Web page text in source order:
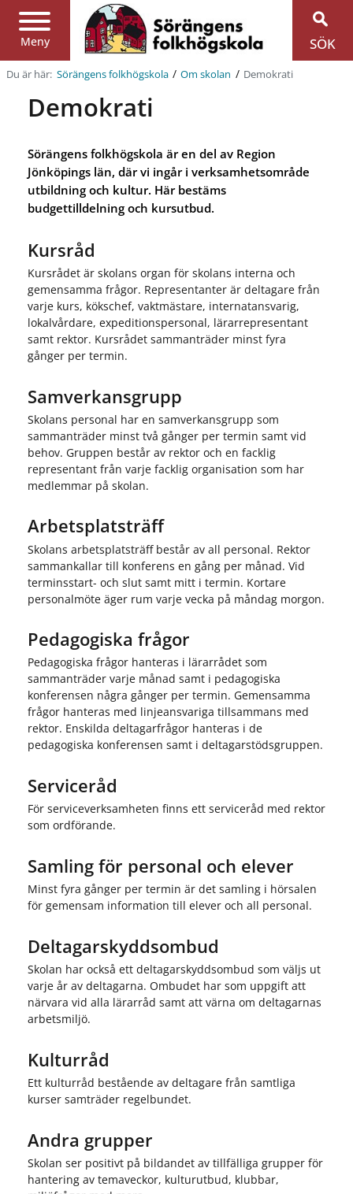
Meny
Region
Jönköpings
län
SÖK
Du är här: Sörängens folkhögskola / Om skolan / Demokrati
Demokrati
Sörängens folkhögskola är en del av Region
Jönköpings län, där vi ingår i verksamhetsområde
utbildning och kultur. Här bestäms
budgettilldelning och kursutbud.
Kursråd
Kursrådet är skolans organ för skolans interna och
gemensamma frågor. Representanter är deltagare från
varje kurs, kökschef, vaktmästare, internatansvarig,
lokalvårdare, expeditionspersonal, lärarrepresentant
samt rektor. Kursrådet sammanträder minst fyra
gånger per termin.
Samverkansgrupp
Skolans personal har en samverkansgrupp som
sammanträder minst två gånger per termin samt vid
behov. Gruppen består av rektor och en facklig
representant från varje facklig organisation som har
medlemmar på skolan.
Arbetsplatsträff
Skolans arbetsplatsträff består av all personal. Rektor
sammankallar till konferens en gång per månad. Vid
terminsstart- och slut samt mitt i termin. Kortare
personalmöte äger rum varje vecka på måndag morgon.
Pedagogiska frågor
Pedagogiska frågor hanteras i lärarrådet som
sammanträder varje månad samt i pedagogiska
konferensen några gånger per termin. Gemensamma
frågor hanteras med linjeansvariga tillsammans med
rektor. Enskilda deltagarfrågor hanteras i de
pedagogiska konferensen samt i deltagarstödsgruppen.
Serviceråd
För serviceverksamheten finns ett serviceråd med rektor
som ordförande.
Samling för personal och elever
Minst fyra gånger per termin är det samling i hörsalen
för gemensam information till elever och all personal.
Deltagarskyddsombud
Skolan har också ett deltagarskyddsombud som väljs ut
varje år av deltagarna. Ombudet har som uppgift att
närvara vid alla lärarråd samt att värna om deltagarnas
arbetsmiljö.
Kulturråd
Ett kulturråd bestående av deltagare från samtliga
kurser samträder regelbundet.
Andra grupper
Skolan ser positivt på bildandet av tillfälliga grupper för
hantering av temaveckor, kulturutbud, klubbar,